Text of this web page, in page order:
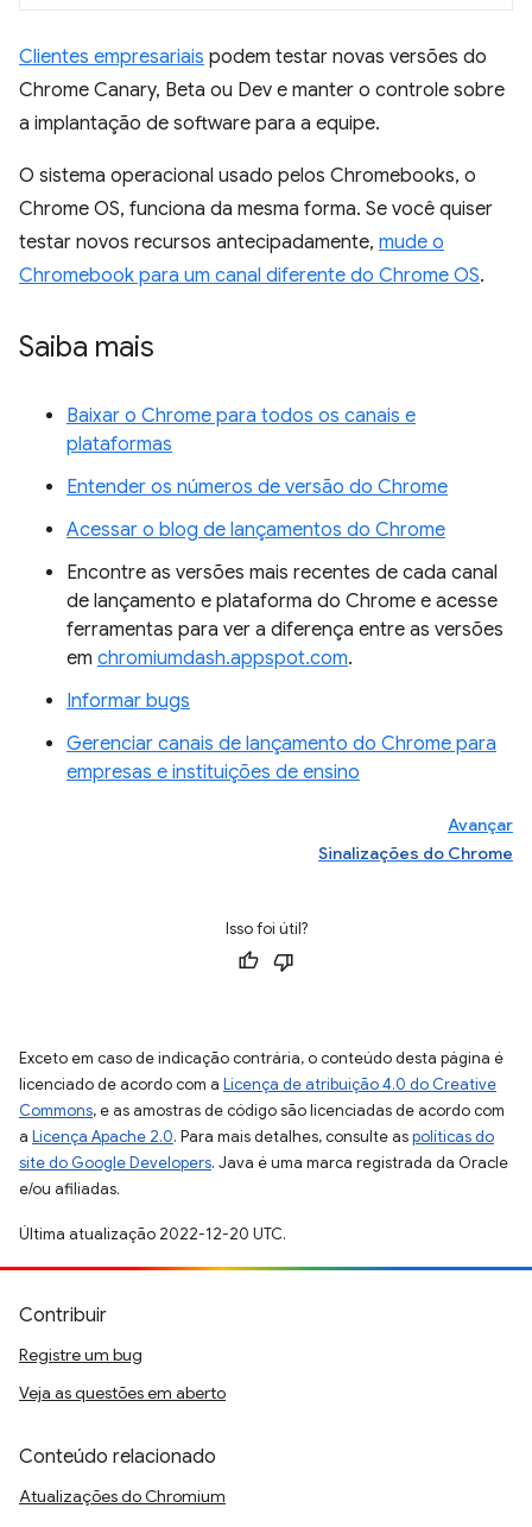
Clientes empresariais podem testar novas versões do
Chrome Canary, Beta ou Dev e manter o controle sobre
a implantação de software para a equipe.
O sistema operacional usado pelos Chromebooks, o
Chrome OS, funciona da mesma forma. Se você quiser
testar novos recursos antecipadamente, mude o
Chromebook para um canal diferente do Chrome OS.
Saiba mais
Baixar o Chrome para todos os canais e
plataformas
Entender os números de versão do Chrome
Acessar o blog de lançamentos do Chrome
Encontre as versões mais recentes de cada canal
de lançamento e plataforma do Chrome e acesse
ferramentas para ver a diferença entre as versões
em chromiumdash.appspot.com.
Informar bugs
Gerenciar canais de lançamento do Chrome para
empresas e instituições de ensino
Avançar
Sinalizações do Chrome
Isso foi útil?
Exceto em caso de indicação contrária, o conteúdo desta página é
licenciado de acordo com a Licença de atribuição 4.0 do Creative
Commons, e as amostras de código são licenciadas de acordo com
a Licença Apache 2.0. Para mais detalhes, consulte aspolíticas do
site do Google Developers. Java é uma marca registrada da Oracle
e/ou afiliadas.
Última atualização 2022-12-20 UTC.
Contribuir
Registre um bug
Veja as questões em aberto
Conteúdo relacionado
Atualizações do Chromium